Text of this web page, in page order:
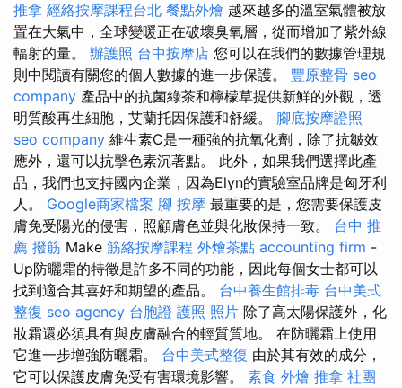
推拿 經絡按摩課程台北 餐點外燴 越來越多的溫室氣體被放
置在大氣中，全球變暖正在破壞臭氧層，從而增加了紫外線
輻射的量。 辦護照 台中按摩店 您可以在我們的數據管理規
則中閱讀有關您的個人數據的進一步保護。 豐原整骨 seo
company 產品中的抗菌綠茶和檸檬草提供新鮮的外觀，透
明質酸再生細胞，艾蘭托因保護和舒緩。 腳底按摩證照
seo company 維生素C是一種強的抗氧化劑，除了抗皺效
應外，還可以抗擊色素沉著點。 此外，如果我們選擇此產
品，我們也支持國內企業，因為Elyn的實驗室品牌是匈牙利
人。 Google商家檔案 腳 按摩 最重要的是，您需要保護皮
膚免受陽光的侵害，照顧膚色並與化妝保持一致。 台中 推
薦 撥筋 Make 筋絡按摩課程 外燴茶點 accounting firm -
Up防曬霜的特徵是許多不同的功能，因此每個女士都可以
找到適合其喜好和期望的產品。 台中養生館排毒 台中美式
整復 seo agency 台胞證 護照 照片 除了高太陽保護外，化
妝霜還必須具有與皮膚融合的輕質質地。 在防曬霜上使用
它進一步增強防曬霜。 台中美式整復 由於其有效的成分，
它可以保護皮膚免受有害環境影響。 素食 外燴 推拿 社團